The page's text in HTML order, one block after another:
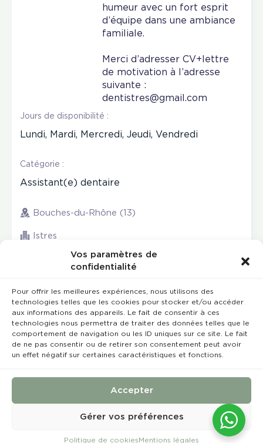
Vos paramètres de
confidentialité
Pour offrir les meilleures expériences, nous utilisons des
technologies telles que les cookies pour stocker et/ou accéder
aux informations des appareils. Le fait de consentir à ces
technologies nous permettra de traiter des données telles que le
comportement de navigation ou les ID uniques sur ce site. Le fait
de ne pas consentir ou de retirer son consentement peut avoir
un effet négatif sur certaines caractéristiques et fonctions.
Accepter
Gérer vos préférences
Politique de cookies Mentions légales
humeur avec un fort esprit
d’équipe dans une ambiance
familiale.
Merci d’adresser CV+lettre
de motivation à l’adresse
suivante :
dentistres@gmail.com
Jours de disponibilité :
Lundi, Mardi, Mercredi, Jeudi, Vendredi
Catégorie :
Assistant(e) dentaire
Bouches-du-Rhône (13)
Istres
Rempla’Dentaire © 2023 Tous droits réservés
Conception et réalisation :
Mentions légales